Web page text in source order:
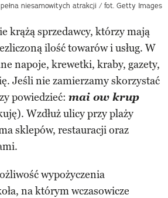
niesamowitych atrakcji / fot. Getty Images
krążą sprzedawcy, którzy mają
ilość towarów i usług. W
napoje, krewetki, kraby, gazety,
Jeśli nie zamierzamy skorzystać
powiedzieć: mai ow krup
Wzdłuż ulicy przy plaży
sklepów, restauracji oraz
wypożyczenia
na którym wczasowicze